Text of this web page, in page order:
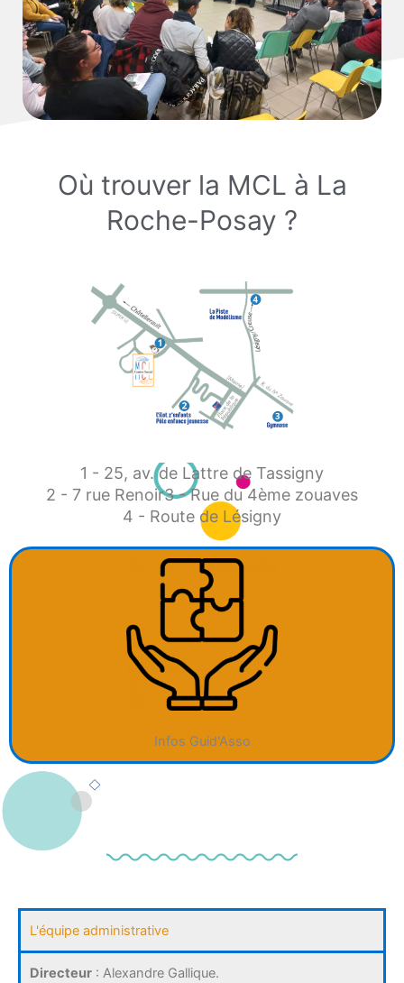
Où trouver la MCL à La
Roche-Posay ?
1 - 25, av. de Lattre de Tassigny
2 - 7 rue Renoir3 - Rue du 4ème zouaves
4 - Route de Lésigny
Infos Guid'Asso
L'équipe administrative
Directeur : Alexandre Gallique.